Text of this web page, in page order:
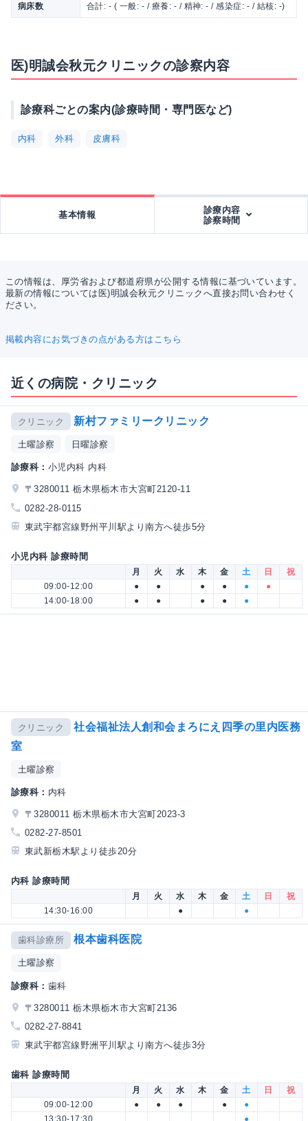
病床数 合計: - ( 一般: - / 療養: - / 精神: - / 感染症: - / 結核: -)
医)明誠会秋元クリニックの診察内容
診療科ごとの案内(診療時間・専門医など)
内科 外科 皮膚科
基本情報
診療内容
診察時間
この情報は、厚労省および都道府県が公開する情報に基づいています。
最新の情報については医)明誠会秋元クリニックへ直接お問い合わせく
ださい。
掲載内容にお気づきの点がある方はこちら
近くの病院・クリニック
クリニック 新村ファミリークリニック
土曜診察 日曜診察
診療科： 小児内科 内科
〒3280011 栃木県栃木市大宮町2120-11
0282-28-0115
東武宇都宮線野州平川駅より南方へ徒歩5分
小児内科 診療時間
月 火 水 木 金 土 日
祝
09:00-12:00
● ● ● ● ●
●
14:00-18:00
● ● ● ● ●
クリニック
社会福祉法人創和会まろにえ四季の里内医務
室
土曜診察
診療科： 内科
〒3280011 栃木県栃木市大宮町2023-3
0282-27-8501
東武新栃木駅より徒歩20分
内科 診療時間
月 火 水 木 金 土 日
祝
14:30-16:00
● ●
歯科診療所 根本歯科医院
土曜診察
診療科： 歯科
〒3280011 栃木県栃木市大宮町2136
0282-27-8841
東武宇都宮線野洲平川駅より南方へ徒歩3分
歯科 診療時間
月 火 水 木 金 土 日
祝
09:00-12:00
● ● ● ●
●